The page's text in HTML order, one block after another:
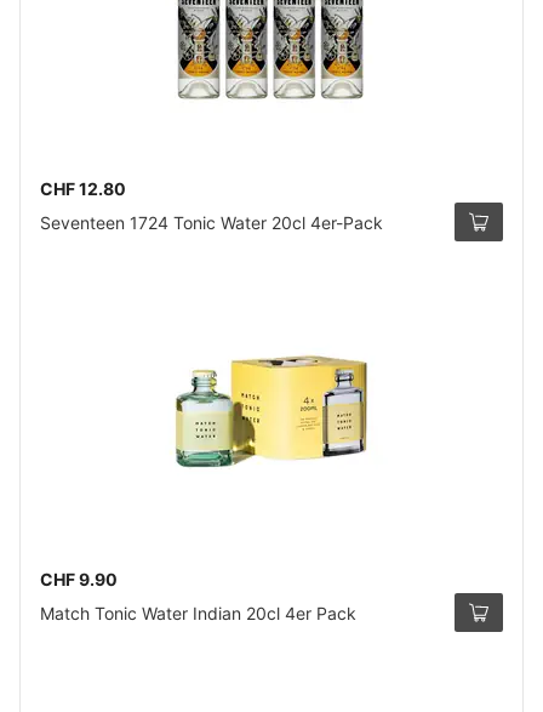
CHF 12.80
Seventeen 1724 Tonic Water 20cl 4er-Pack
CHF 9.90
Match Tonic Water Indian 20cl 4er Pack